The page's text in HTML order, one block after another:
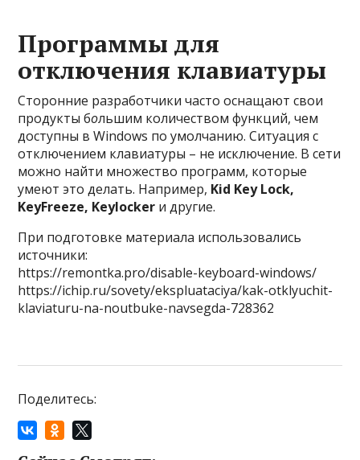
Программы для
отключения клавиатуры
Сторонние разработчики часто оснащают свои
продукты большим количеством функций, чем
доступны в Windows по умолчанию. Ситуация с
отключением клавиатуры – не исключение. В сети
можно найти множество программ, которые
умеют это делать. Например, Kid Key Lock,
KeyFreeze, Keylocker и другие.
При подготовке материала использовались
источники:
https://remontka.pro/disable-keyboard-windows/
https://ichip.ru/sovety/ekspluataciya/kak-otklyuchit-
klaviaturu-na-noutbuke-navsegda-728362
Поделитесь: